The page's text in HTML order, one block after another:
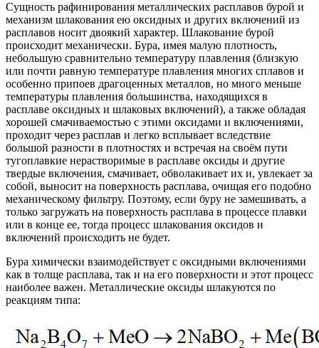
Сущность рафинирования металлических расплавов бурой и
механизм шлакования ею оксидных и других включений из
расплавов носит двоякий характер. Шлакование бурой
происходит механически. Бура, имея малую плотность,
небольшую сравнительно температуру плавления (близкую
или почти равную температуре плавления многих сплавов и
особенно припоев драгоценных металлов, но много меньше
температуры плавления большинства, находящихся в
расплаве оксидных и шлаковых включений), а также обладая
хорошей смачиваемостью с этими оксидами и включениями,
проходит через расплав и легко всплывает вследствие
большой разности в плотностях и встречая на своём пути
тугоплавкие нерастворимые в расплаве оксиды и другие
твердые включения, смачивает, обволакивает их и, увлекает за
собой, выносит на поверхность расплава, очищая его подобно
механическому фильтру. Поэтому, если буру не замешивать, а
только загружать на поверхность расплава в процессе плавки
или в конце ее, тогда процесс шлакования оксидов и
включений происходить не будет.
Бура химически взаимодействует с оксидными включениями
как в толще расплава, так и на его поверхности и этот процесс
наиболее важен. Металлические оксиды шлакуются по
реакциям типа: